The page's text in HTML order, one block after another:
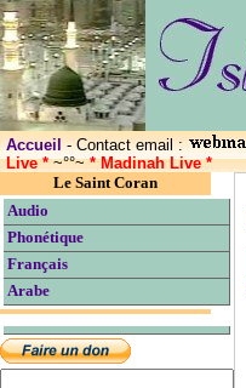
Accueil- Contact email :
Live *~°°~* Madinah Live *
Le Saint Coran
Audio
Phonétique
Français
Arabe